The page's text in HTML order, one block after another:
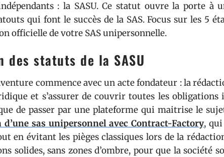
: la SASU. Ce statut ouvre la porte à
qui font le succès de la SAS. Focus sur les 5
officielle de votre SAS unipersonnelle.
des statuts de la SASU
commence avec un acte fondateur : la
et s’assurer de couvrir toutes les obligations
de passer par une plateforme qui maitrise le
d’une sas unipersonnel avec Contract-Factory,
en évitant les pièges classiques lors de la
solides, sans zones d’ombre, pour que la société